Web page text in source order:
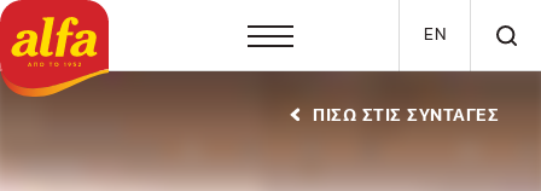
Παράκαμψη προς το κυρίως περιεχόμενο
EN
ΠΙΣΩ ΣΤΙΣ ΣΥΝΤΑΓΕΣ